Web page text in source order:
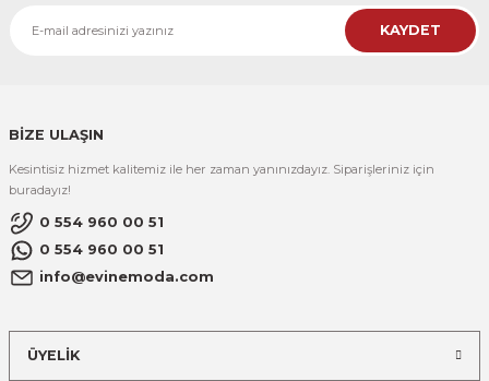
KAYDET
BİZE ULAŞIN
Kesintisiz hizmet kalitemiz ile her zaman yanınızdayız. Siparişleriniz için
buradayız!
0 554 960 00 51
0 554 960 00 51
info@evinemoda.com
ÜYELİK